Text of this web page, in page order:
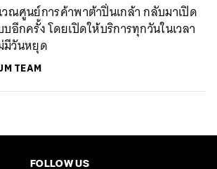
ณศูนย์การค้าพาต้าปิ่นเกล้า กลับมาเปิด
อีกครั้ง โดยเปิดให้บริการทุกวันในเวลา
มีวันหยุด
TEAM
FOLLOW US